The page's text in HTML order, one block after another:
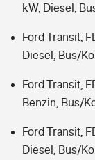
kW, Diesel,
Ford Transit,
Diesel, Bus/
Ford Transit,
Benzin, Bus/
Ford Transit,
Diesel, Bus/